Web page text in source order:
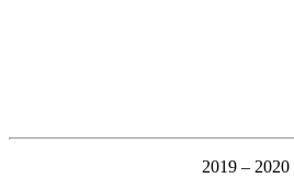
2019 – 2020